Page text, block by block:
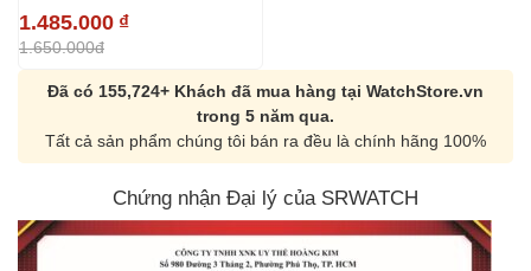
1.485.000 ₫
1.650.000đ
Đã có 155,724+ Khách đã mua hàng tại WatchStore.vn
trong 5 năm qua.
Tất cả sản phẩm chúng tôi bán ra đều là chính hãng 100%
Chứng nhận Đại lý của SRWATCH